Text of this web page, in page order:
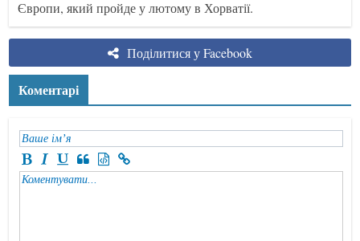
Європи, який пройде у лютому в Хорватії.
Поділитися у Facebook
Коментарі